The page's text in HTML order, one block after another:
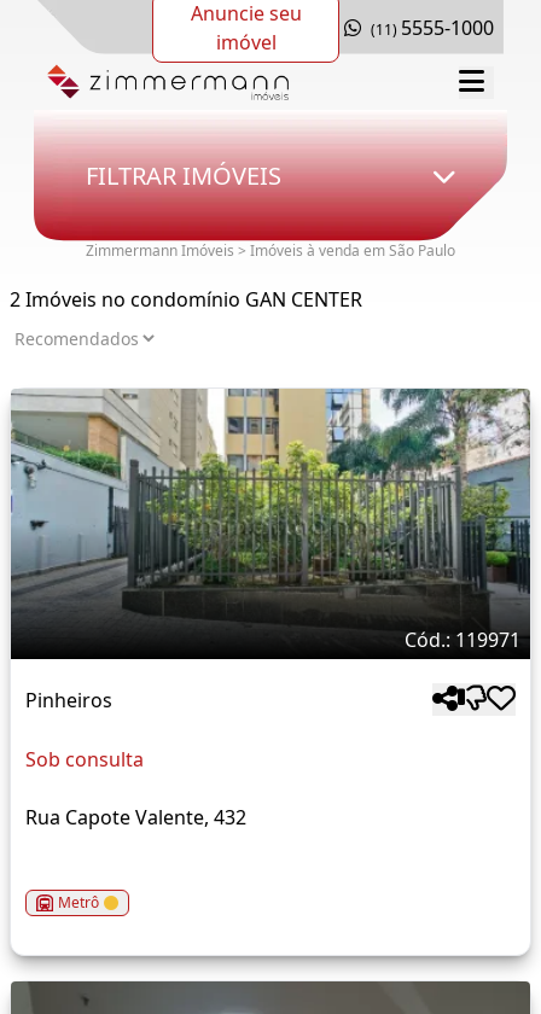
Anuncie seu
imóvel
(11) 5555-1000
FILTRAR IMÓVEIS
Zimmermann Imóveis > Imóveis à venda em São Paulo
2 Imóveis no condomínio GAN CENTER
Cód.: 119971
Pinheiros
Sob consulta
Rua Capote Valente, 432
Metrô